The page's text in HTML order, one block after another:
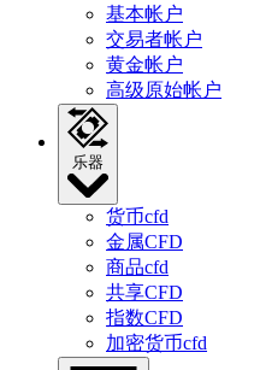
基本帐户
交易者帐户
黄金帐户
高级原始帐户
乐器
货币cfd
金属CFD
商品cfd
共享CFD
指数CFD
加密货币cfd